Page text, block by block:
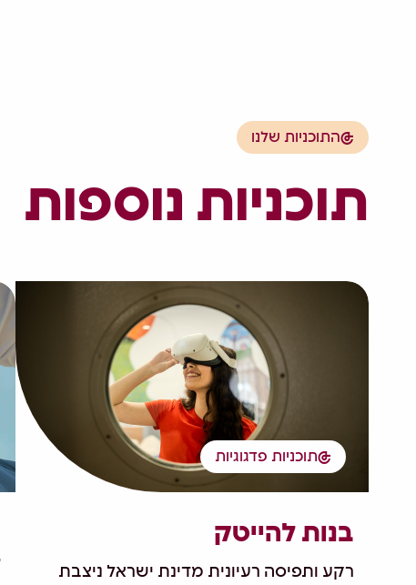
התוכניות שלנו
תוכניות נוספות
תוכניות פדגוגיות
בנות להייטק
רקע ותפיסה רעיונית מדינת ישראל ניצבת